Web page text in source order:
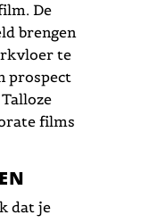
De
brengen
te
prospect
films
dat je